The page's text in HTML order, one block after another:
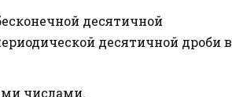
десятичной
десятичной дроби в
числами.